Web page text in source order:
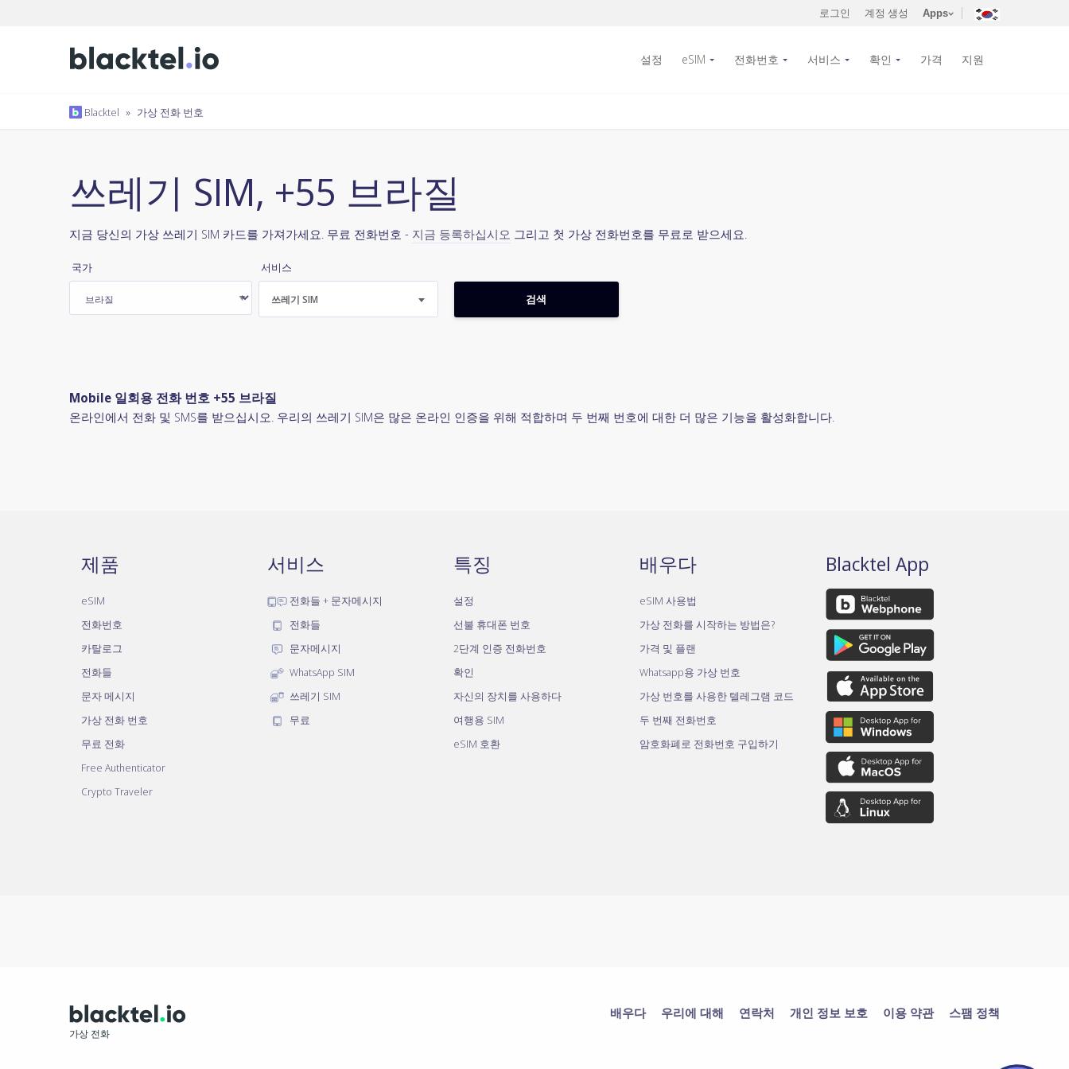
로그인 계정 생성 Apps
설정 eSIM 전화번호 서비스 확인 가격 지원
Blacktel » 가상 전화 번호
쓰레기 SIM, +55 브라질
지금 당신의 가상 쓰레기 SIM 카드를 가져가세요. 무료 전화번호 - 지금 등록하십시오 그리고 첫 가상 전화번호를 무료로 받으세요.
국가 서비스
쓰레기 SIM
Mobile 일회용 전화 번호 +55 브라질
온라인에서 전화 및 SMS를 받으십시오. 우리의 쓰레기 SIM은 많은 온라인 인증을 위해 적합하며 두 번째 번호에 대한 더 많은 기능을 활성화합니다.
제품
eSIM
전화번호
카탈로그
전화들
문자 메시지
가상 전화 번호
무료 전화
Free Authenticator
Crypto Traveler
서비스
전화들 + 문자메시지
전화들
문자메시지
WhatsApp SIM
쓰레기 SIM
무료
특징
설정
선불 휴대폰 번호
2단계 인증 전화번호
확인
자신의 장치를 사용하다
여행용 SIM
eSIM 호환
배우다
eSIM 사용법
가상 전화를 시작하는 방법은?
가격 및 플랜
Whatsapp용 가상 번호
가상 번호를 사용한 텔레그램 코드
두 번째 전화번호
암호화폐로 전화번호 구입하기
Blacktel App
가상 전화
배우다 우리에 대해 연락처 개인 정보 보호 이용 약관 스팸 정책